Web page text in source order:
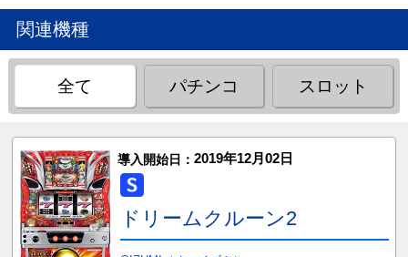
関連機種
全て パチンコ スロット
導入開始日： 2019年12月02日
ドリームクルーン2